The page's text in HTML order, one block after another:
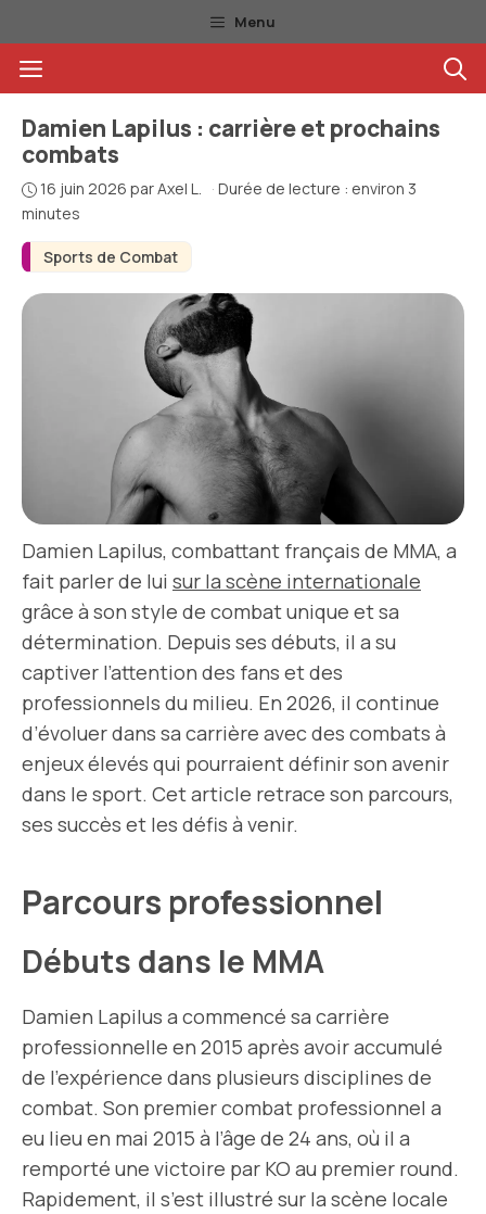
au
contenu
Menu
Menu
Sports de Combat
Damien Lapilus : carrière et prochains
combats
16 juin 2026 parAxel L. · Durée de lecture : environ 3
minutes
Damien Lapilus, combattant français de MMA, a
fait parler de lui sur la scène internationale
grâce à son style de combat unique et sa
détermination. Depuis ses débuts, il a su
captiver l’attention des fans et des
professionnels du milieu. En 2026, il continue
d’évoluer dans sa carrière avec des combats à
enjeux élevés qui pourraient définir son avenir
dans le sport. Cet article retrace son parcours,
ses succès et les défis à venir.
Parcours professionnel
Débuts dans le MMA
Damien Lapilus a commencé sa carrière
professionnelle en 2015 après avoir accumulé
de l’expérience dans plusieurs disciplines de
combat. Son premier combat professionnel a
eu lieu en mai 2015 à l’âge de 24 ans, où il a
remporté une victoire par KO au premier round.
Rapidement, il s’est illustré sur la scène locale